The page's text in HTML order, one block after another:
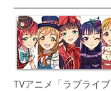
TVアニメ「ラブライ